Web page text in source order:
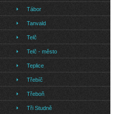
Tábor
Tanvald
Telč
Telč - město
Teplice
Třebíč
Třeboň
Tři Studně